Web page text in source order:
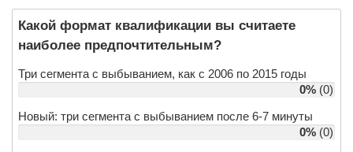
Какой формат квалификации вы считаете
наиболее предпочтительным?
Три сегмента с выбыванием, как с 2006 по 2015 годы
0% (0)
Новый: три сегмента с выбыванием после 6-7 минуты
0% (0)